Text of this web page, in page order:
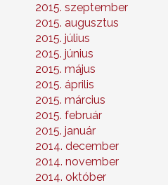
2015. szeptember
2015. augusztus
2015. július
2015. június
2015. május
2015. április
2015. március
2015. február
2015. január
2014. december
2014. november
2014. október